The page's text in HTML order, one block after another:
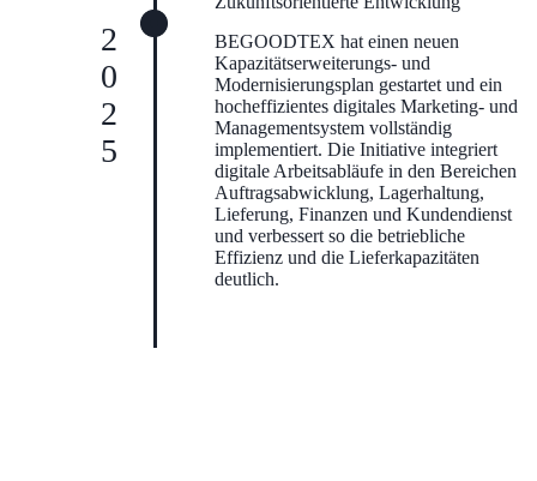
2025
BEGOODTEX hat einen neuen
Kapazitätserweiterungs- und
Modernisierungsplan gestartet und ein
hocheffizientes digitales Marketing- und
Managementsystem vollständig
implementiert. Die Initiative integriert
digitale Arbeitsabläufe in den Bereichen
Auftragsabwicklung, Lagerhaltung,
Lieferung, Finanzen und Kundendienst
und verbessert so die betriebliche
Effizienz und die Lieferkapazitäten
deutlich.